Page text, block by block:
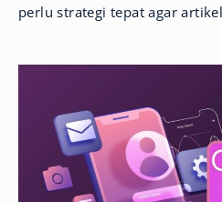
perlu strategi tepat agar